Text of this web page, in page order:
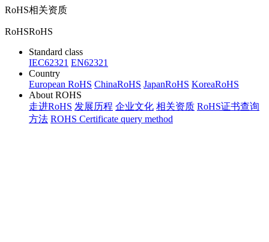
RoHS相关资质
RoHSRoHS
Standard class
IEC62321 EN62321
Country
European RoHS ChinaRoHS JapanRoHS KoreaRoHS
About ROHS
走进RoHS 发展历程 企业文化 相关资质 RoHS证书查询
方法 ROHS Certificate query method